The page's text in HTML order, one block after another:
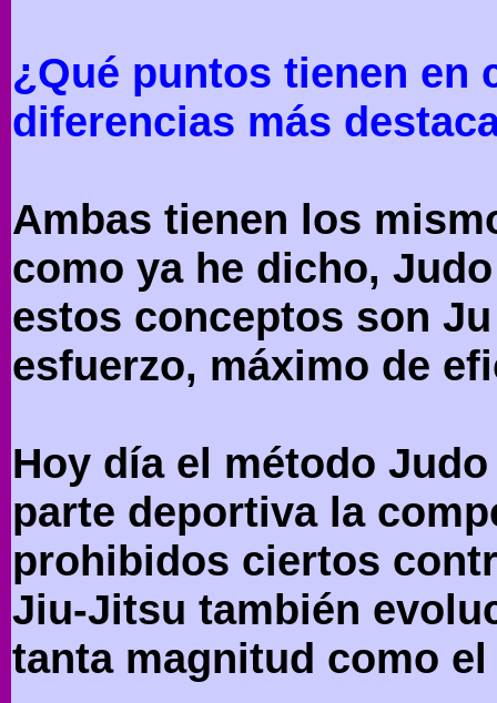
¿Qué puntos tienen en
diferencias más
Ambas tienen los
como ya he dicho,
estos conceptos son
esfuerzo, máximo de
Hoy día el método
parte deportiva la
prohibidos ciertos
Jiu-Jitsu también
tanta magnitud como